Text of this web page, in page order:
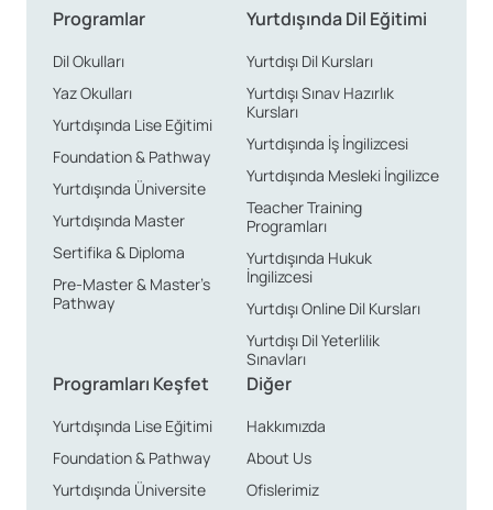
Programlar
Dil Okulları
Yaz Okulları
Yurtdışında Lise Eğitimi
Foundation & Pathway
Yurtdışında Üniversite
Yurtdışında Master
Sertifika & Diploma
Pre-Master & Master’s
Pathway
Yurtdışında Dil Eğitimi
Yurtdışı Dil Kursları
Yurtdışı Sınav Hazırlık
Kursları
Yurtdışında İş İngilizcesi
Yurtdışında Mesleki İngilizce
Teacher Training
Programları
Yurtdışında Hukuk
İngilizcesi
Yurtdışı Online Dil Kursları
Yurtdışı Dil Yeterlilik
Sınavları
Programları Keşfet
Yurtdışında Lise Eğitimi
Foundation & Pathway
Yurtdışında Üniversite
Diğer
Hakkımızda
About Us
Ofislerimiz